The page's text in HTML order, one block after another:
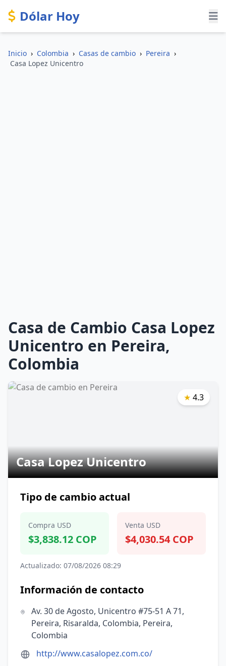
Dólar Hoy
Inicio › Colombia › Casas de cambio › Pereira ›
Casa Lopez Unicentro
Casa de Cambio Casa Lopez
Unicentro en Pereira,
Colombia
Casa Lopez Unicentro
★ 4.3
Tipo de cambio actual
Compra USD
$3,838.12 COP
Venta USD
$4,030.54 COP
Actualizado: 07/08/2026 08:29
Información de contacto
Av. 30 de Agosto, Unicentro #75-51 A 71,
Pereira, Risaralda, Colombia, Pereira,
Colombia
http://www.casalopez.com.co/